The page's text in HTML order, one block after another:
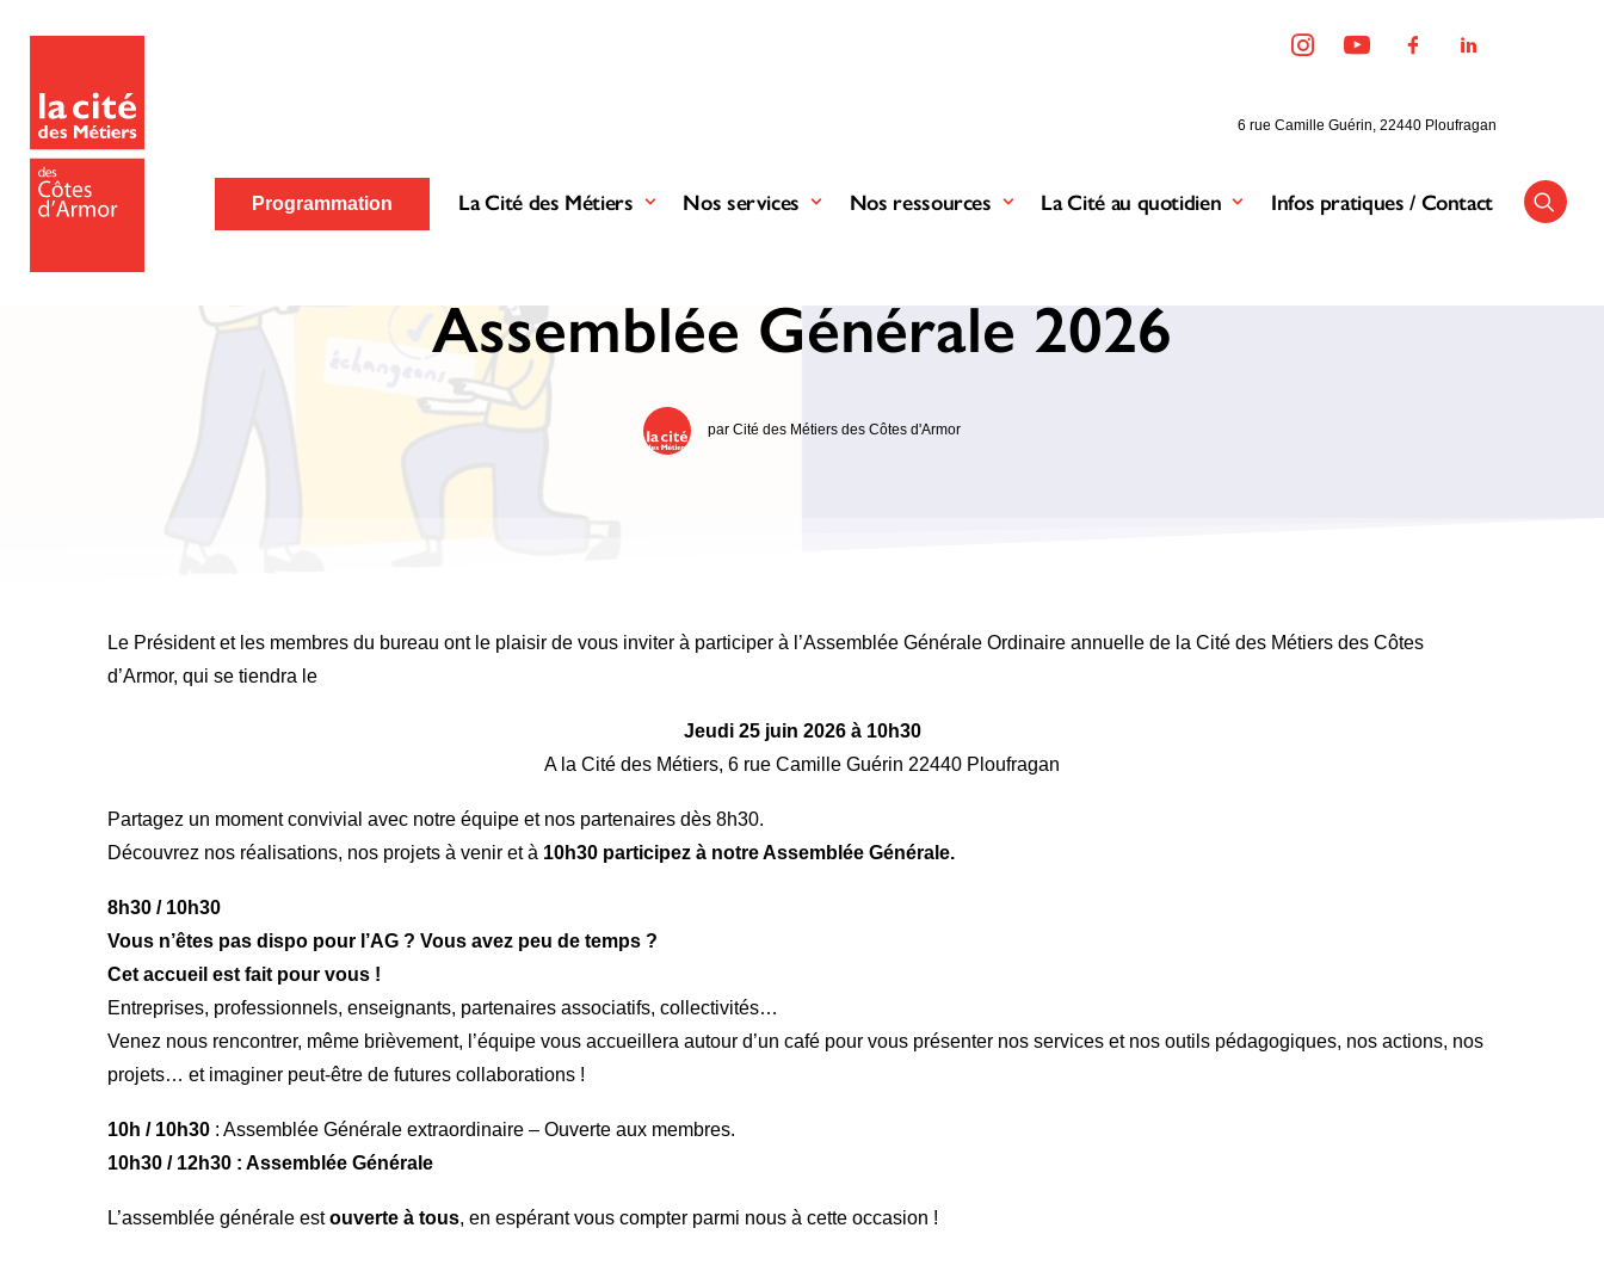
6 rue Camille Guérin, 22440 Ploufragan
Programmation La Cité des Métiers Nos services Nos ressources La Cité au quotidien Infos pratiques / Contact
Assemblée Générale 2026
par Cité des Métiers des Côtes d'Armor
Le Président et les membres du bureau ont le plaisir de vous inviter à participer à l’Assemblée Générale Ordinaire annuelle de la Cité des Métiers des Côtes
d’Armor, qui se tiendra le
Jeudi 25 juin 2026 à 10h30
A la Cité des Métiers, 6 rue Camille Guérin 22440 Ploufragan
Partagez un moment convivial avec notre équipe et nos partenaires dès 8h30.
Découvrez nos réalisations, nos projets à venir et à 10h30 participez à notre Assemblée Générale.
8h30 / 10h30
Vous n’êtes pas dispo pour l’AG ? Vous avez peu de temps ?
Cet accueil est fait pour vous !
Entreprises, professionnels, enseignants, partenaires associatifs, collectivités…
Venez nous rencontrer, même brièvement, l’équipe vous accueillera autour d’un café pour vous présenter nos services et nos outils pédagogiques, nos actions, nos
projets… et imaginer peut-être de futures collaborations !
10h / 10h30 : Assemblée Générale extraordinaire – Ouverte aux membres.
10h30 / 12h30 : Assemblée Générale
L’assemblée générale estouverte à tous, en espérant vous compter parmi nous à cette occasion !